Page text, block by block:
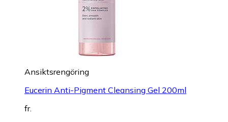
Ansiktsrengöring
Eucerin Anti-Pigment Cleansing Gel 200ml
fr.